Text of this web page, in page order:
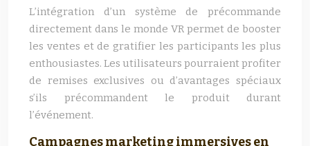
L’intégration d’un système de précommande
directement dans le monde VR permet de booster
les ventes et de gratifier les participants les plus
enthousiastes. Les utilisateurs pourraient profiter
de remises exclusives ou d’avantages spéciaux
s’ils précommandent le produit durant
l’événement.
Campagnes marketing immersives en